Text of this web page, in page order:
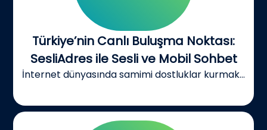
Türkiye’nin Canlı Buluşma Noktası:
SesliAdres ile Sesli ve Mobil Sohbet
İnternet dünyasında samimi dostluklar kurmak...